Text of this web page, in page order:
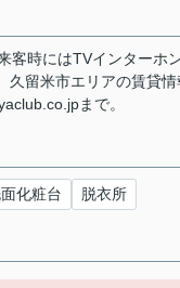
時にはTVインターホ
留米市エリアの賃貸
まで。
化粧台 脱衣所